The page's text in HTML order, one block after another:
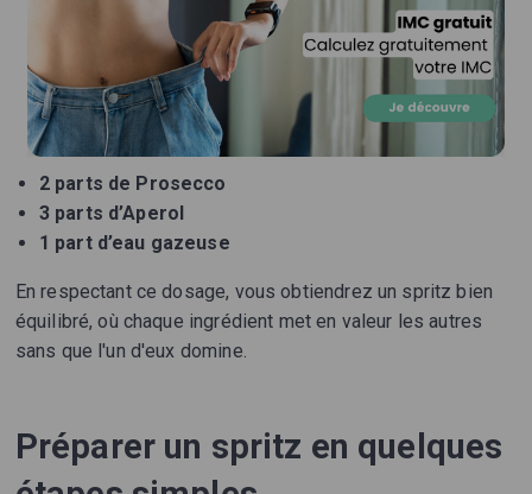
2 parts de Prosecco
3 parts d’Aperol
1 part d’eau gazeuse
En respectant ce dosage, vous obtiendrez un spritz bien
équilibré, où chaque ingrédient met en valeur les autres
sans que l'un d'eux domine.
Préparer un spritz en quelques